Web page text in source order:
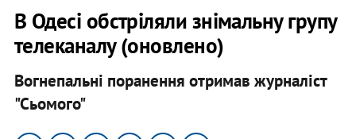
В Одесі обстріляли знімальну групу
телеканалу (оновлено)
Вогнепальні поранення отримав журналіст
"Сьомого"